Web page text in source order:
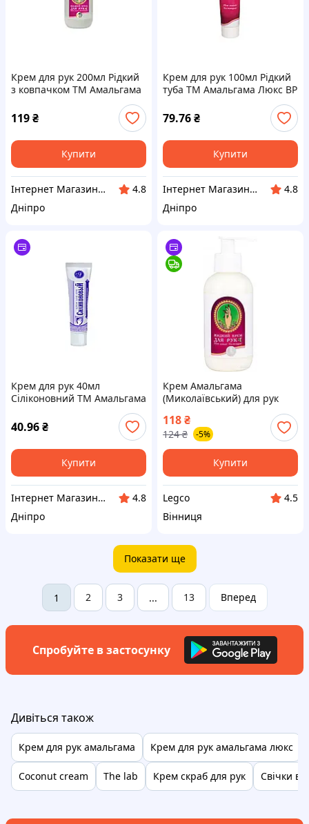
Крем для рук 200мл Рідкий
з ковпачком ТМ Амальгама
119₴
Купити
Інтернет Магазин BuyPlace
4.8
Дніпро
Крем для рук 100мл Рідкий
туба ТМ Амальгама Люкс BP
79.76₴
Купити
Інтернет Магазин BuyPlace
4.8
Дніпро
Крем для рук 40мл
Сіліконовний ТМ Амальгама
40.96₴
Купити
Інтернет Магазин BuyPlace
4.8
Дніпро
Крем Амальгама
(Миколаївський) для рук
118₴
124 ₴ -5%
Купити
Legco
4.5
Вінниця
Показати ще
1 2 3 ... 13 Вперед
Спробуйте в застосунку
Дивіться також
Крем для рук амальгама Крем для рук амальгама люкс
Coconut cream The lab Крем скраб для рук Свічки